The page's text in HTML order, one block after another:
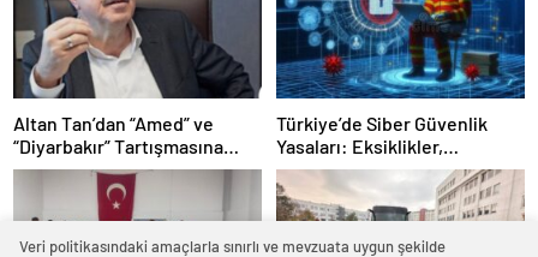
Altan Tan’dan “Amed” ve
“Diyarbakır” Tartışmasına
Sert Çıkış: “Kürtçe ve
Kürtlerle Direkt Alakası Yok”
Türkiye’de Siber Güvenlik
Yasaları: Eksiklikler,
Yanlışlıklar ve Acil Çözüm
Önerileri
Veri politikasındaki amaçlarla sınırlı ve mevzuata uygun şekilde